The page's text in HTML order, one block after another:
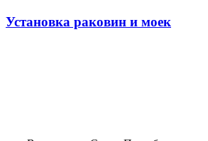
Установка раковин и моек